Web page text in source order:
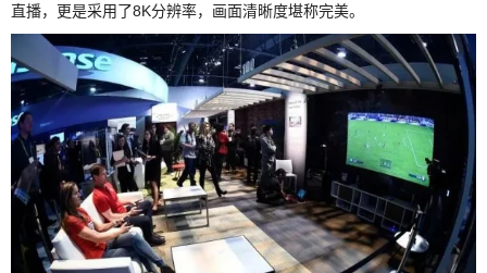
直播，更是采用了8K分辨率，画面清晰度堪称完美。